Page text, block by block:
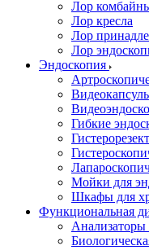
Лор
Лор кресла
Лор
Лор
Эндоскопия
Гибкие
Мойки для
Шкафы для
Функциональная
Анализаторы